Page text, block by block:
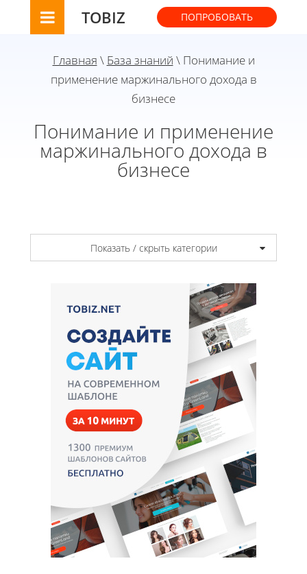
TOBIZ ПОПРОБОВАТЬ
Главная \ База знаний \ Понимание и
применение маржинального дохода в
бизнесе
Понимание и применение
маржинального дохода в
бизнесе
Показать / скрыть категории